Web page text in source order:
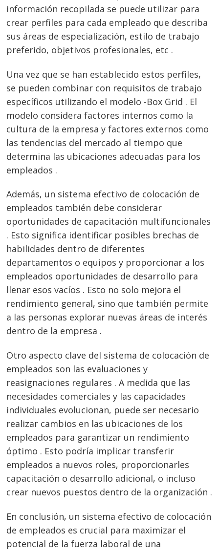
información recopilada se puede utilizar para
crear perfiles para cada empleado que describa
sus áreas de especialización, estilo de trabajo
preferido, objetivos profesionales, etc .
Una vez que se han establecido estos perfiles,
se pueden combinar con requisitos de trabajo
específicos utilizando el modelo -Box Grid . El
modelo considera factores internos como la
cultura de la empresa y factores externos como
las tendencias del mercado al tiempo que
determina las ubicaciones adecuadas para los
empleados .
Además, un sistema efectivo de colocación de
empleados también debe considerar
oportunidades de capacitación multifuncionales
. Esto significa identificar posibles brechas de
habilidades dentro de diferentes
departamentos o equipos y proporcionar a los
empleados oportunidades de desarrollo para
llenar esos vacíos . Esto no solo mejora el
rendimiento general, sino que también permite
a las personas explorar nuevas áreas de interés
dentro de la empresa .
Otro aspecto clave del sistema de colocación de
empleados son las evaluaciones y
reasignaciones regulares . A medida que las
necesidades comerciales y las capacidades
individuales evolucionan, puede ser necesario
realizar cambios en las ubicaciones de los
empleados para garantizar un rendimiento
óptimo . Esto podría implicar transferir
empleados a nuevos roles, proporcionarles
capacitación o desarrollo adicional, o incluso
crear nuevos puestos dentro de la organización .
En conclusión, un sistema efectivo de colocación
de empleados es crucial para maximizar el
potencial de la fuerza laboral de una